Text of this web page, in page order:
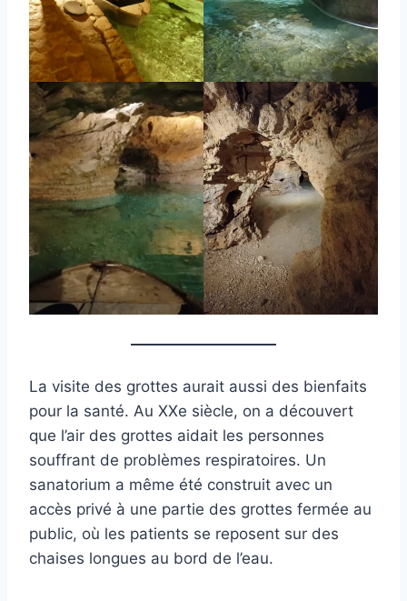
La visite des grottes aurait aussi des bienfaits
pour la santé. Au XXe siècle, on a découvert
que l’air des grottes aidait les personnes
souffrant de problèmes respiratoires. Un
sanatorium a même été construit avec un
accès privé à une partie des grottes fermée au
public, où les patients se reposent sur des
chaises longues au bord de l’eau.